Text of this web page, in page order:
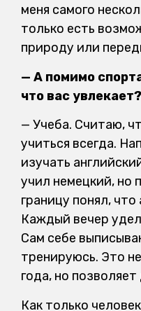
меня самого
только есть
природу или
— А помимо
что вас увлекает?
— Учеба. Считаю,
учиться всегда.
изучать
учил немецкий, но
границу понял,
Каждый вечер
Сам себе
тренируюсь. Это
года, но
Как только